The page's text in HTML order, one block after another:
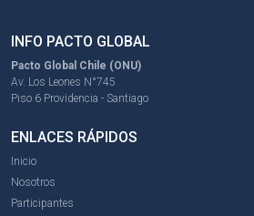
INFO PACTO GLOBAL
Pacto Global Chile (ONU)
Av. Los Leones N°745
Piso 6 Providencia - Santiago
ENLACES RÁPIDOS
Inicio
Nosotros
Participantes